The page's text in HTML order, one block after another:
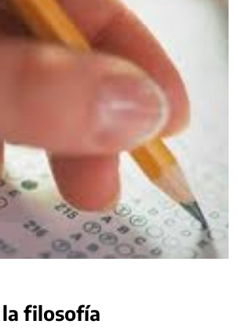
la filosofía